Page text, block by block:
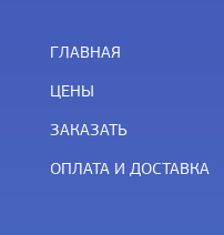
ГЛАВНАЯ
ЦЕНЫ
ЗАКАЗАТЬ
ОПЛАТА И ДОСТАВКА